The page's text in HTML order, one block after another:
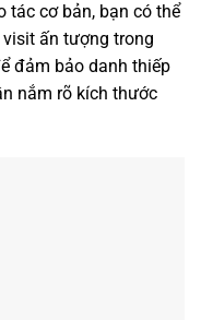
tác cơ bản, bạn có thể
ấn tượng trong
đảm bảo danh thiếp
nắm rõ kích thước